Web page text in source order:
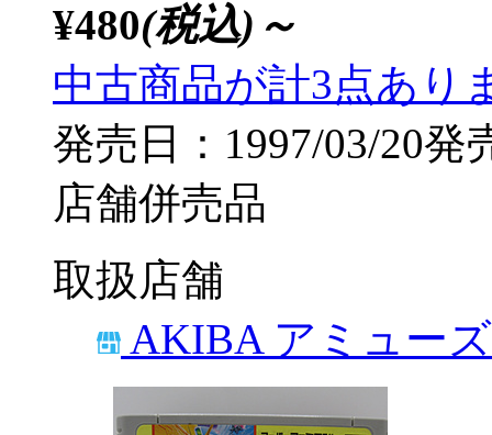
¥480(税込)～
中古商品が計3点あり
発売日：1997/03/20発
店舗併売品
取扱店舗
AKIBA アミュー